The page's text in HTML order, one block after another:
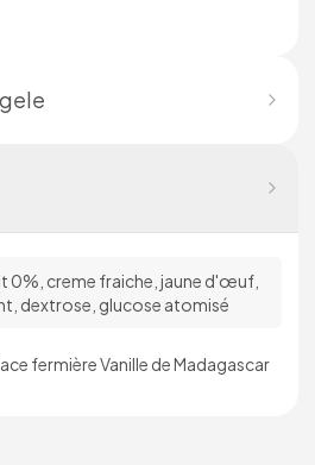
0%, creme fraiche, jaune d'œuf,
dextrose, glucose atomisé
fermière Vanille de Madagascar